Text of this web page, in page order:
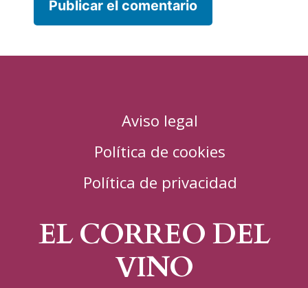
Aviso legal
Política de cookies
Política de privacidad
EL CORREO DEL
VINO